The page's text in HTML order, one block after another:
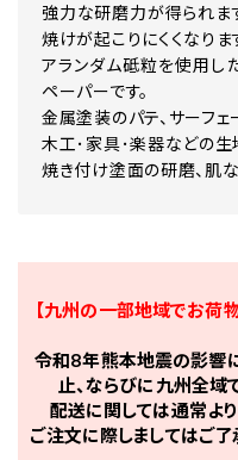
強力な研磨力が得られま
焼けが起こりにくくなりま
アランダム砥粒を使用し
ペーパーです。
金属塗装のパテ、サーフェ
木工･家具･楽器などの生
焼き付け塗面の研磨、肌な
【九州の一部地域でお荷
令和8年熊本地震の影響
止、ならびに九州全域
配送に関しては通常よ
ご注文に際しましてはご